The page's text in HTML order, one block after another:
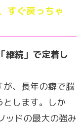
すぐ戻っちゃ
継続」で定着し
、長年の癖で脳
とします。しか
ッドの最大の強み